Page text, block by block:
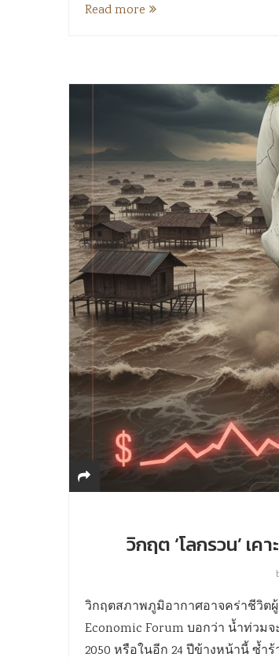
Read more
วิกฤต ‘โลกรวน’ เ
วิกฤตสภาพภูมิอากาศอาจคร่าชีวิต
Economic Forum บอกว่า น้ำท่วม
2050 หรือในอีก 24 ปีข้างหน้านี้ ซ้